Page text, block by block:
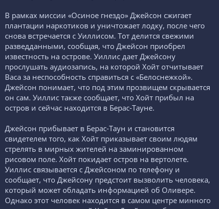
В рамках миссии «Осиное гнездо» Джейсон сжигает
плантации наркотиков и уничтожает лодку, после чего
снова встречается с Уиллисом. Тот делится свежими
разведданными, сообщая, что Джейсон приобрел
известность на острове. Уиллис дает Джейсону
прослушать аудиозапись, на которой Хойт отчитывает
Васа за неспособность справиться с «Белоснежкой».
Джейсон понимает, что под этим прозвищем скрывается
он сам. Уиллис также сообщает, что Хойт прибыл на
остров и сейчас находится в Берас-Тауне.
Джейсон прибывает в Берас-Таун и становится
свидетелем того, как Хойт приказывает своим людям
стрелять в мирных жителей на заминированном
рисовом поле. Хойт покидает остров на вертолете.
Уиллис связывается с Джейсоном по телефону и
сообщает, что Джейсону предстоит вызволить человека,
который может обладать информацией об Оливере.
Однако этот человек находится в самом центре минного